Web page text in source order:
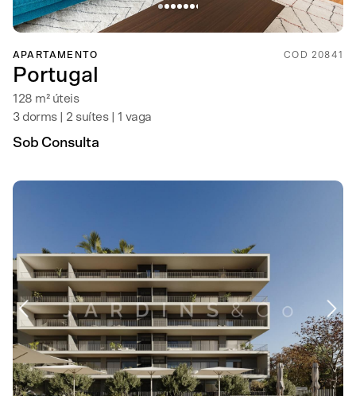
APARTAMENTO COD 20841
Portugal
128 m² úteis
3 dorms | 2 suítes | 1 vaga
Sob Consulta